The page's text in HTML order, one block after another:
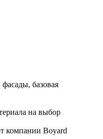
базовая
на выбор
компании Boyard